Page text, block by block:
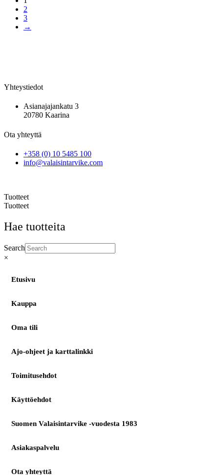
2
3
→
Yhteystiedot
Asianajajankatu 3
20780 Kaarina
Ota yhteyttä
+358 (0) 10 5485 100
info@valaisintarvike.com
Tuotteet
Tuotteet
Hae tuotteita
Search
×
Etusivu
Kauppa
Oma tili
Ajo-ohjeet ja karttalinkki
Toimitusehdot
Käyttöehdot
Suomen Valaisintarvike -vuodesta 1983
Asiakaspalvelu
Ota yhteyttä